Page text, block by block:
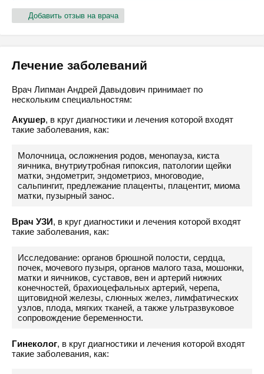
Добавить отзыв на врача
Лечение заболеваний
Врач Липман Андрей Давыдович принимает по
нескольким специальностям:
Акушер, в круг диагностики и лечения которой входят
такие заболевания, как:
Молочница, осложнения родов, менопауза, киста
яичника, внутриутробная гипоксия, патологии щейки
матки, эндометрит, эндометриоз, многоводие,
сальпингит, предлежание плаценты, плацентит, миома
матки, пузырный занос.
Врач УЗИ, в круг диагностики и лечения которой входят
такие заболевания, как:
Исследование: органов брюшной полости, сердца,
почек, мочевого пузыря, органов малого таза, мошонки,
матки и яичников, суставов, вен и артерий нижних
конечностей, брахиоцефальных артерий, черепа,
щитовидной железы, слюнных желез, лимфатических
узлов, плода, мягких тканей, а также ультразвуковое
сопровождение беременности.
Гинеколог, в круг диагностики и лечения которой входят
такие заболевания, как: